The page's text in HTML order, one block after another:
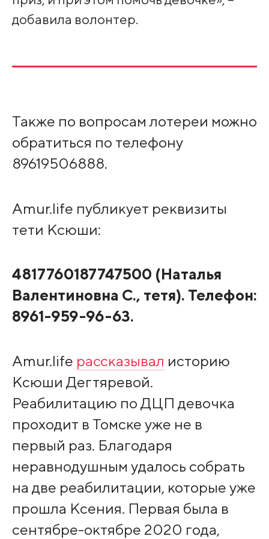
добавила волонтер.
Также по вопросам лотереи можно
обратиться по телефону
89619506888.
Amur.life публикует реквизиты
тети Ксюши:
4817760187747500 (Наталья
Валентиновна С., тетя). Телефон:
8961-959-96-63.
Amur.life рассказывал историю
Ксюши Дегтяревой.
Реабилитацию по ДЦП девочка
проходит в Томске уже не в
первый раз. Благодаря
неравнодушным удалось собрать
на две реабилитации, которые уже
прошла Ксения. Первая была в
сентябре-октябре 2020 года,